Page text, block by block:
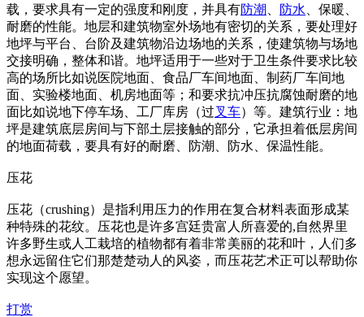
载，要求具有一定的强度和刚度，并具有防潮 防水 、保暖、
耐磨的性能。地层和建筑物室外场地有密切的关系，要处理好
地坪与平台、台阶及建筑物沿边场地的关系，使建筑物与场地
交接明确，整体和谐。地坪适用于一些对于卫生条件要求比较
高的场所比如说医院地面、食品厂车间地面、制药厂车间地
面、实验楼地面、机房地面等；和要求抗冲压抗腐蚀耐磨的地
面比如说地下停车场、工厂库房（过叉车）等。建筑行业：地
坪是建筑底层房间与下部土层接触的部分，它承担着低层房间
的地面荷载，要具有好的耐磨、防潮、防水、保温性能。
压花
压花（crushing）是指利用压力的作用在复合材料表面形成某
种特殊的花纹。压花也是许多宫廷贵富人所喜爱的,自然界里
许多野生或人工栽培的植物都有着非常美丽的花和叶，人们多
想永远留住它们那楚楚动人的风姿，而压花艺术正可以帮助你
实现这个愿望。
打赏